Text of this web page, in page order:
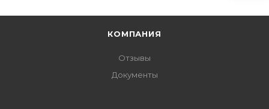
КОМПАНИЯ
Отзывы
Документы